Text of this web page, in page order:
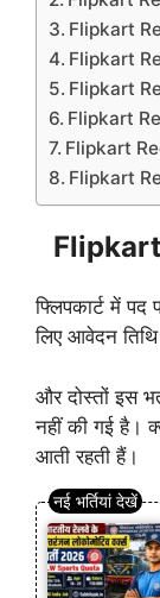
Flipkart
Flipkart
Flipkart
Flipkart
Flipkart
Flipkart
फ्लिपकार्ट में पद
लिए आवेदन
और दोस्तों इस
नहीं की गई है।
आती रहती हैं।